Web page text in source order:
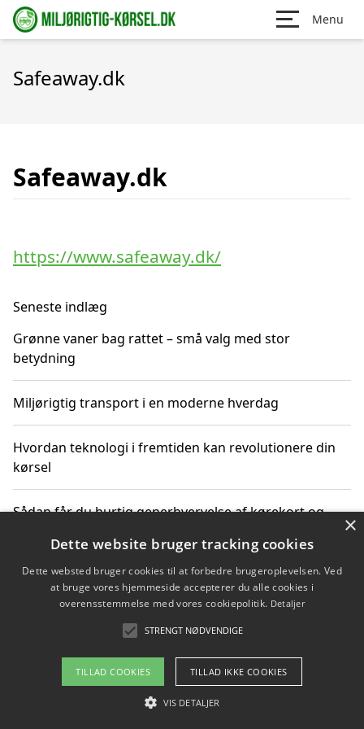
Menu
Safeaway.dk
Safeaway.dk
https://www.safeaway.dk/
Seneste indlæg
Grønne vaner bag rattet – små valg med stor
betydning
Miljørigtig transport i en moderne hverdag
Hvordan teknologi i fremtiden kan revolutionere din
kørsel
Sådan får du hurtig generhvervelse af kørekort og
Sådan lærer du miljørigtig kørsel hos en køreskole i
Gentofte
Copyright 2026 - Pilanto Aps
Om / kontakt
×
Dette website bruger tracking cookies
Dette websted bruger cookies til at forbedre brugeroplevelsen. Ved
at bruge vores hjemmeside accepterer du alle cookies i
overensstemmelse med vores cookiepolitik. Detaljer
STRENGT NØDVENDIGE
TILLAD COOKIES TILLAD IKKE COOKIES
VIS DETALJER